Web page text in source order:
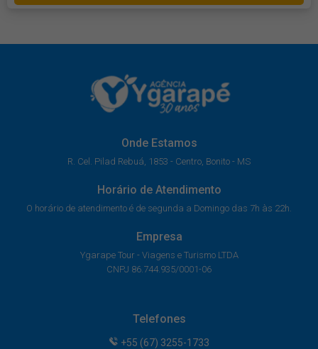
Onde Estamos
R. Cel. Pilad Rebuá, 1853 - Centro, Bonito - MS
Horário de Atendimento
O horário de atendimento é de segunda a Domingo das 7h às 22h.
Empresa
Ygarape Tour - Viagens e Turismo LTDA
CNPJ 86.744.935/0001-06
Telefones
+55 (67) 3255-1733